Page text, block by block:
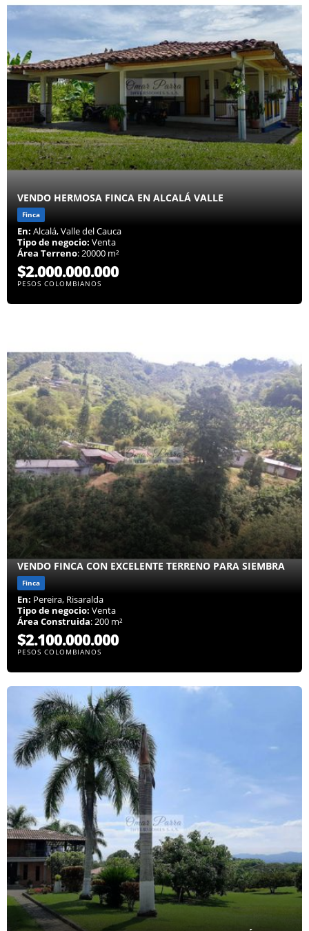
VENDO HERMOSA FINCA EN ALCALÁ VALLE
Finca
En: Alcalá, Valle del Cauca
Tipo de negocio: Venta
Área Terreno: 20000 m²
$2.000.000.000
PESOS COLOMBIANOS
VENDO FINCA CON EXCELENTE TERRENO PARA SIEMBRA
Finca
En: Pereira, Risaralda
Tipo de negocio: Venta
Área Construida: 200 m²
$2.100.000.000
PESOS COLOMBIANOS